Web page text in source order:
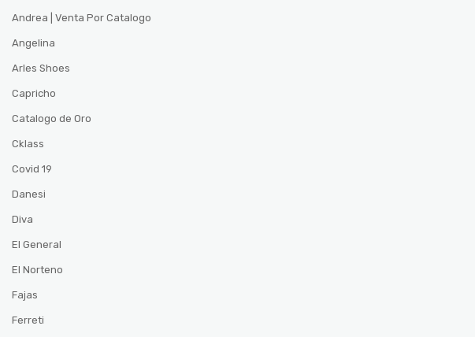
Andrea | Venta Por Catalogo
Angelina
Arles Shoes
Capricho
Catalogo de Oro
Cklass
Covid 19
Danesi
Diva
El General
El Norteno
Fajas
Ferreti